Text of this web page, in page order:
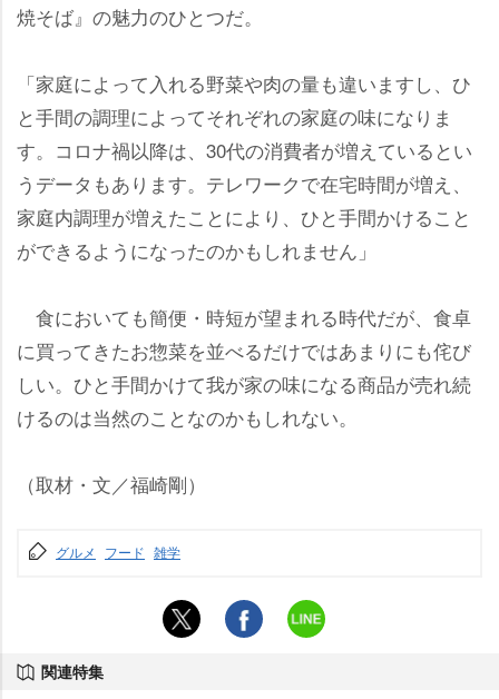
焼そば』の魅力のひとつだ。
「家庭によって入れる野菜や肉の量も違いますし、ひ
と手間の調理によってそれぞれの家庭の味になりま
す。コロナ禍以降は、30代の消費者が増えているとい
うデータもあります。テレワークで在宅時間が増え、
家庭内調理が増えたことにより、ひと手間かけること
ができるようになったのかもしれません」
食においても簡便・時短が望まれる時代だが、食卓
に買ってきたお惣菜を並べるだけではあまりにも侘び
しい。ひと手間かけて我が家の味になる商品が売れ続
けるのは当然のことなのかもしれない。
（取材・文／福崎剛）
グルメ フード 雑学
関連特集